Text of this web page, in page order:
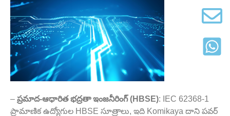
– ప్రమాద-ఆధారిత భద్రతా ఇంజనీరింగ్ (HBSE): IEC 62368-1
ప్రామాణిక ఉద్యోగుల HBSE సూత్రాలు, ఇది Komikaya దాని పవర్